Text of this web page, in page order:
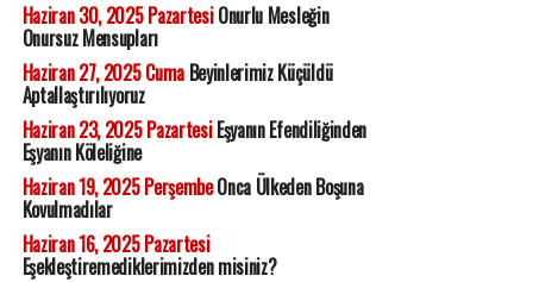
Haziran 30, 2025 PazartesiOnurlu Mesleğin
Onursuz Mensupları
Haziran 27, 2025 CumaBeyinlerimiz Küçüldü
Aptallaştırılıyoruz
Haziran 23, 2025 PazartesiEşyanın Efendiliğinden
Eşyanın Köleliğine
Haziran 19, 2025 PerşembeOnca Ülkeden Boşuna
Kovulmadılar
Haziran 16, 2025 Pazartesi
Eşekleştiremediklerimizden misiniz?